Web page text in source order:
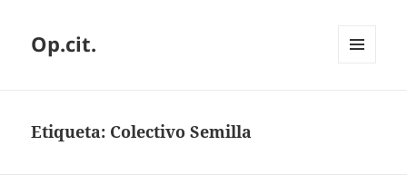
Op.cit.
Etiqueta: Colectivo Semilla